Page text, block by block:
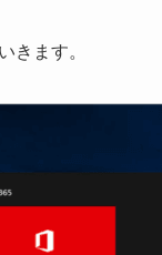
きます。